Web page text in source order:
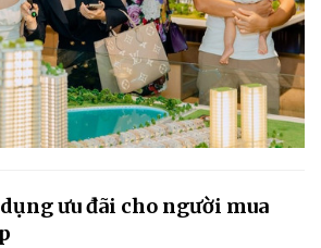
ưu đãi cho người mua